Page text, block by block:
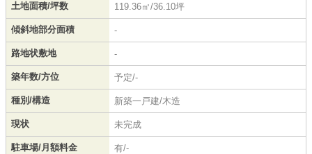
土地面積/坪数 119.36㎡/36.10坪
傾斜地部分面積 -
路地状敷地 -
築年数/方位 予定/-
種別/構造 新築一戸建/木造
現状 未完成
駐車場/月額料金 有/-